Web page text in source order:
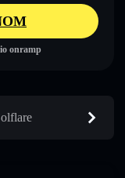
onramp